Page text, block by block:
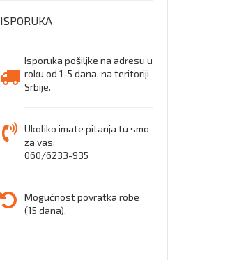
ISPORUKA
Isporuka pošiljke na adresu u
roku od 1-5 dana, na teritoriji
Srbije.
Ukoliko imate pitanja tu smo
za vas:
060/6233-935
Mogućnost povratka robe
(15 dana).